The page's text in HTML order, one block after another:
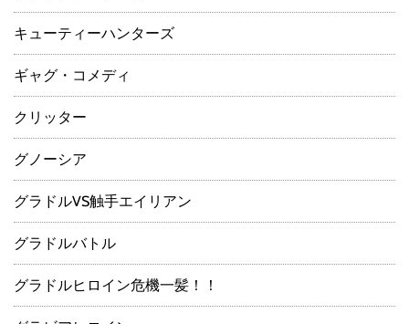
キューティーハンターズ
ギャグ・コメディ
クリッター
グノーシア
グラドルVS触手エイリアン
グラドルバトル
グラドルヒロイン危機一髪！！